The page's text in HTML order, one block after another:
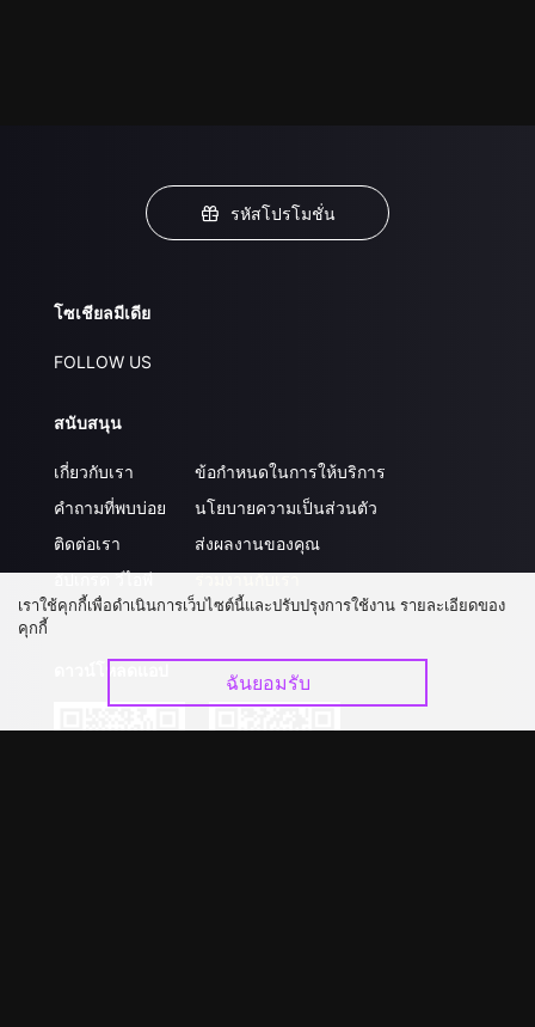
รหัสโปรโมชั่น
โซเชียลมีเดีย
FOLLOW US
สนับสนุน
เกี่ยวกับเรา
คำถามที่พบบ่อย
ติดต่อเรา
อัปเกรด วีไอพี
ข้อกำหนดในการให้บริการ
นโยบายความเป็นส่วนตัว
ส่งผลงานของคุณ
ร่วมงานกับเรา
เราใช้คุกกี้เพื่อดำเนินการเว็บไซต์นี้และปรับปรุงการใช้งาน รายละเอียดของ
คุกกี้
ฉันยอมรับ